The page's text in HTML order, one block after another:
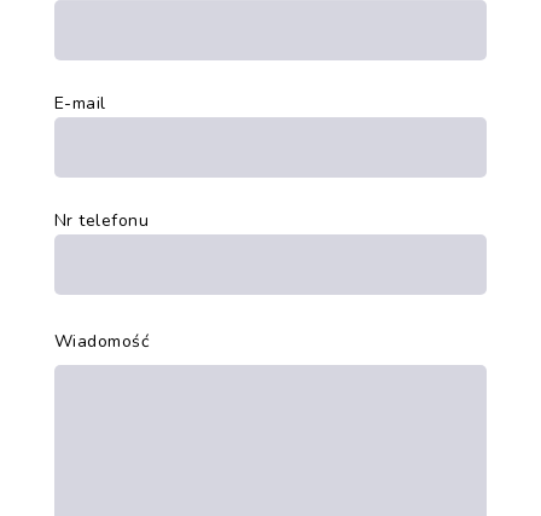
E-mail
Nr telefonu
Wiadomość